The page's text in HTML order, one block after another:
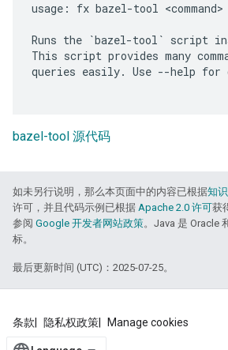
usage: fx bazel-tool
Runs the `bazel-tool` script
This script provides many
queries easily. Use --help for
bazel-tool 源代码
如未另行说明，那么本页面中的内容已根据知
许可，并且代码示例已根据 Apache 2.0 许可获
参阅 Google 开发者网站政策。Java 是 Oracle
标。
最后更新时间 (UTC)：2025-07-25。
条款 隐私权政策 Manage cookies